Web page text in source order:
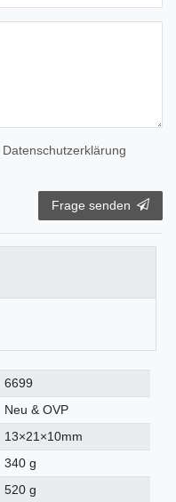
Daten­schutz­erklärung
Frage senden
6699
Neu & OVP
13×21×10mm
340 g
520 g